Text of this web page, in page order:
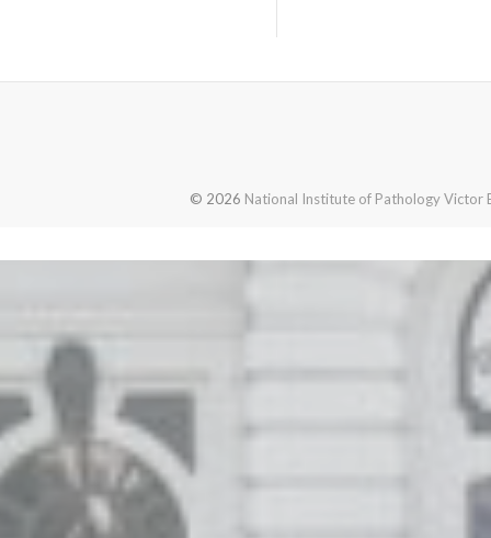
© 2026 National Institute of Pathology Victor